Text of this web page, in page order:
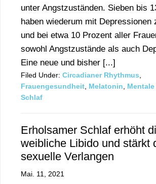
unter Angstzuständen. Sieben bis
haben wiederum mit Depressionen
und bei etwa 10 Prozent aller
sowohl Angstzustände als auch
Eine neue und bisher [...]
Filed Under: Circadianer Rhythmus,
Frauengesundheit, Melatonin,
Schlaf
Erholsamer Schlaf erhöht
weibliche Libido und stärkt
sexuelle Verlangen
Mai. 11, 2021